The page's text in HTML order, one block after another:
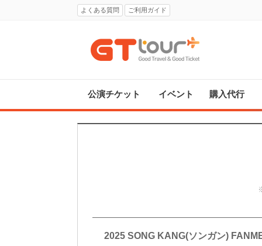
よくある質問 ご利用ガイド
公演チケット イベント 購入代行
2025 SONG KANG(ソンガン)